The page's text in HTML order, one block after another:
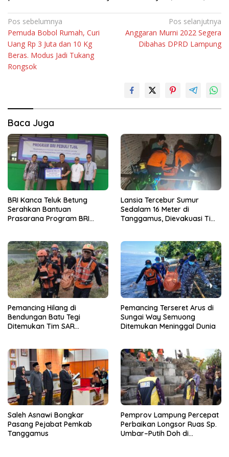
Navigasi
pos
Pos sebelumnya
Pemuda Bobol Rumah, Curi
Uang Rp 3 Juta dan 10 Kg
Beras. Modus Jadi Tukang
Rongsok
Pos selanjutnya
Anggaran Murni 2022 Segera
Dibahas DPRD Lampung
Baca Juga
BRI Kanca Teluk Betung
Serahkan Bantuan
Prasarana Program BRI
LAZDAI
Lansia Tercebur Sumur
Sedalam 16 Meter di
Tanggamus, Dievakuasi Tim
Pemancing Hilang di
Bendungan Batu Tegi
Ditemukan Tim SAR
Pemancing Terseret Arus di
Sungai Way Semuong
Ditemukan Meninggal Dunia
Saleh Asnawi Bongkar
Pasang Pejabat Pemkab
Tanggamus
Pemprov Lampung Percepat
Perbaikan Longsor Ruas Sp.
Umbar–Putih Doh di